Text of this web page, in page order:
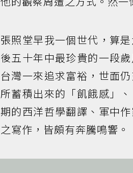
張照堂早我一個世代，算
後五十年中最珍貴的一段
台灣一來追求富裕，世面
所蓄積出來的「飢餓感」
期的西洋哲學翻譯、軍中
之寫作，皆頗有奔騰鳴響。